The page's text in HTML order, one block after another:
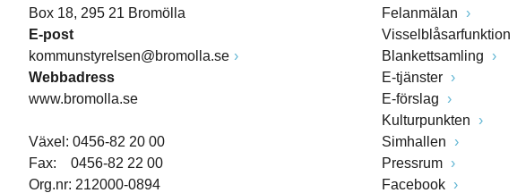
Box 18, 295 21 Bromölla
E-post
kommunstyrelsen@bromolla.se
Webbadress
www.bromolla.se
Växel: 0456-82 20 00
Fax: 0456-82 22 00
Org.nr: 212000-0894
Felanmälan
Visselblåsarfunktion
Blankettsamling
E-tjänster
E-förslag
Kulturpunkten
Simhallen
Pressrum
Facebook